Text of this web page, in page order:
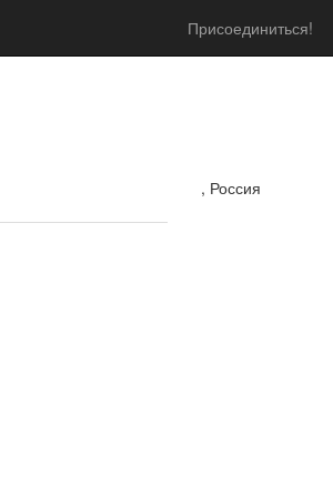
Присоединиться!
, Россия